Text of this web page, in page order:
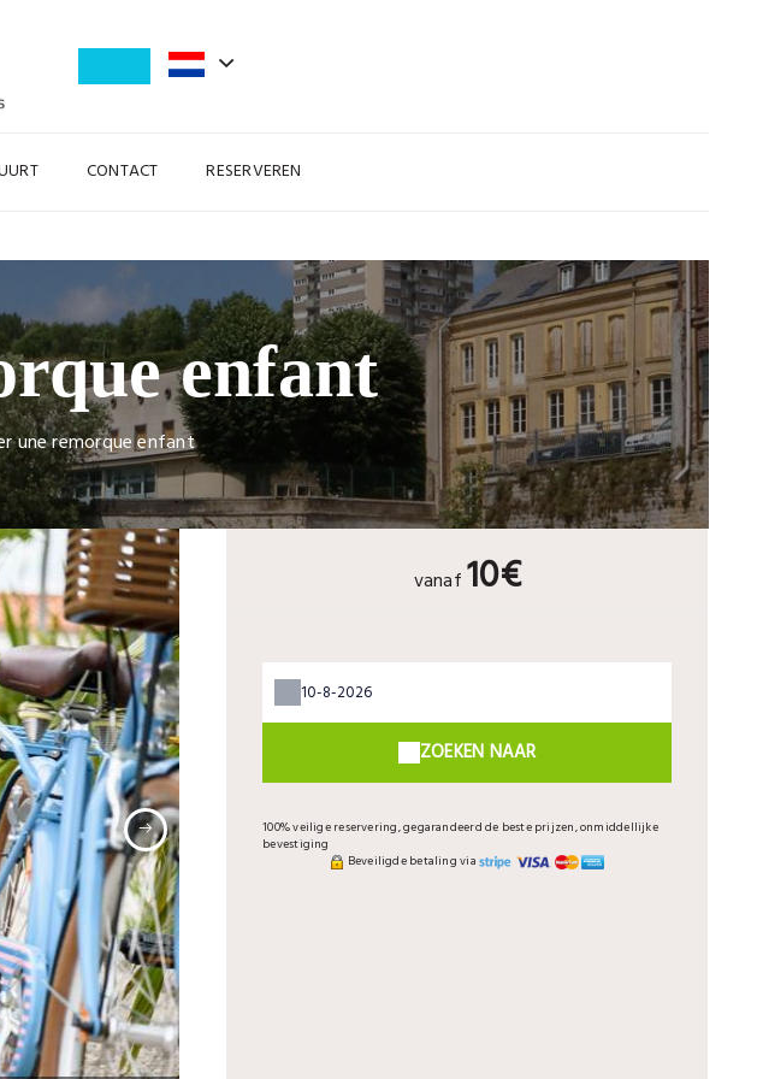
CONTACT RESERVEREN
enfant
une remorque enfant
vanaf10€
ZOEKEN NAAR
100% veilige reservering, gegarandeerd de beste prijzen, onmiddellijke
bevestiging
Beveiligde betaling via